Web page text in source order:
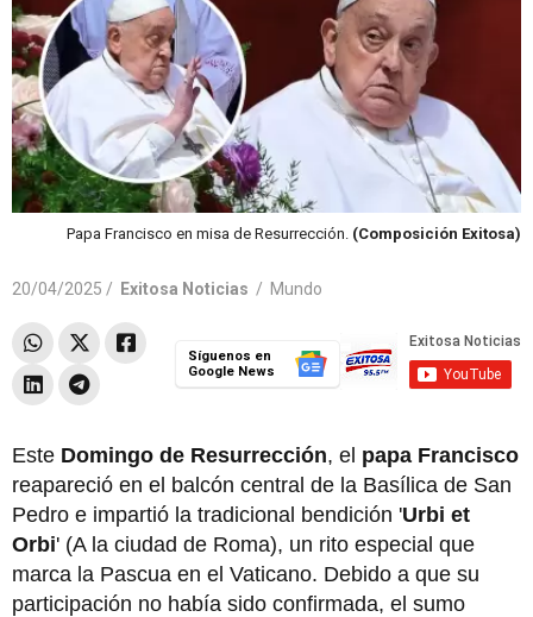
Papa Francisco en misa de Resurrección. (Composición Exitosa)
20/04/2025 / Exitosa Noticias / Mundo
Síguenos en
Google News
Este Domingo de Resurrección, el papa Francisco
reapareció en el balcón central de la Basílica de San
Pedro e impartió la tradicional bendición 'Urbi et
Orbi' (A la ciudad de Roma), un rito especial que
marca la Pascua en el Vaticano. Debido a que su
participación no había sido confirmada, el sumo